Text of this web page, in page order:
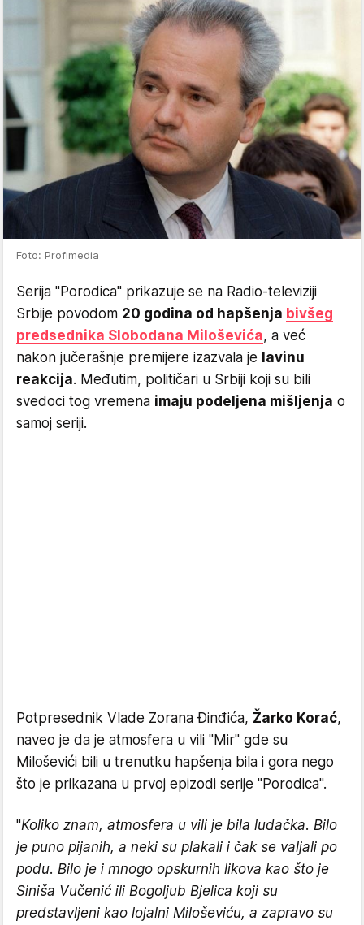
Foto: Profimedia
Serija "Porodica" prikazuje se na Radio-televiziji
Srbije povodom 20 godina od hapšenja bivšeg
predsednika Slobodana Miloševića, a već
nakon jučerašnje premijere izazvala je lavinu
reakcija. Međutim, političari u Srbiji koji su bili
svedoci tog vremena imaju podeljena mišljenja o
samoj seriji.
Potpresednik Vlade Zorana Đinđića, Žarko Korać,
naveo je da je atmosfera u vili "Mir" gde su
Miloševići bili u trenutku hapšenja bila i gora nego
što je prikazana u prvoj epizodi serije "Porodica".
"Koliko znam, atmosfera u vili je bila ludačka. Bilo
je puno pijanih, a neki su plakali i čak se valjali po
podu. Bilo je i mnogo opskurnih likova kao što je
Siniša Vučenić ili Bogoljub Bjelica koji su
predstavljeni kao lojalni Miloševiću, a zapravo su